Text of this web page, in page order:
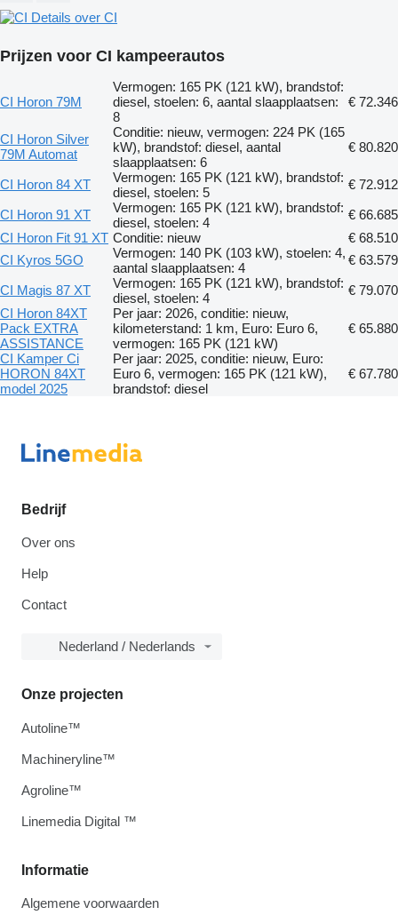
Details over CI
Prijzen voor CI kampeerautos
CI Horon 79M
Vermogen: 165 PK (121 kW), brandstof:
diesel, stoelen: 6, aantal slaapplaatsen:
8
€ 72.346
CI Horon Silver
79M Automat
Conditie: nieuw, vermogen: 224 PK (165
kW), brandstof: diesel, aantal
slaapplaatsen: 6
€ 80.820
CI Horon 84 XT
Vermogen: 165 PK (121 kW), brandstof:
diesel, stoelen: 5
€ 72.912
CI Horon 91 XT
Vermogen: 165 PK (121 kW), brandstof:
diesel, stoelen: 4
€ 66.685
CI Horon Fit 91 XT Conditie: nieuw
€ 68.510
CI Kyros 5GO
Vermogen: 140 PK (103 kW), stoelen: 4,
aantal slaapplaatsen: 4
€ 63.579
CI Magis 87 XT
Vermogen: 165 PK (121 kW), brandstof:
diesel, stoelen: 4
€ 79.070
CI Horon 84XT
Pack EXTRA
ASSISTANCE
Per jaar: 2026, conditie: nieuw,
kilometerstand: 1 km, Euro: Euro 6,
vermogen: 165 PK (121 kW)
€ 65.880
CI Kamper Ci
HORON 84XT
model 2025
Per jaar: 2025, conditie: nieuw, Euro:
Euro 6, vermogen: 165 PK (121 kW),
brandstof: diesel
€ 67.780
Bedrijf
Over ons
Help
Contact
Nederland / Nederlands
Informatie
Algemene voorwaarden
Onze projecten
Autoline™
Machineryline™
Agroline™
Linemedia Digital ™